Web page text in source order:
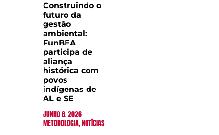
Construindo o
futuro da
gestão
ambiental:
FunBEA
participa de
aliança
histórica com
povos
indígenas de
AL e SE
JUNHO 8, 2026
METODOLOGIA,NOTÍCIAS